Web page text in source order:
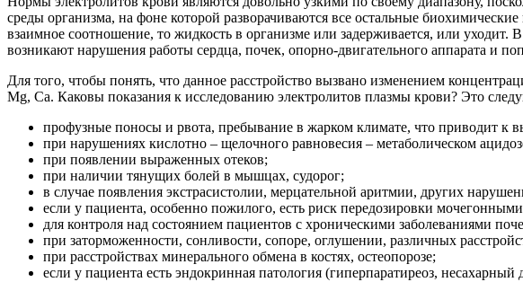
среды организма, на фоне которой разворачиваются все остальные
взаимное соотношение, то жидкость в организме или задерживается, или уходит.
возникают нарушения работы сердца, почек, опорно-двигательного аппарата и
Для того, чтобы понять, что данное расстройство вызвано изменением
Mg, Ca. Каковы показания к исследованию электролитов плазмы крови? Это
профузные поносы и рвота, пребывание в жарком климате, что приводит
при нарушениях кислотно – щелочного равновесия – метаболическом
при появлении выраженных отеков;
при наличии тянущих болей в мышцах, судорог;
в случае появления экстрасистолии, мерцательной аритмии, других
если у пациента, особенно пожилого, есть риск передозировки
для контроля над состоянием пациентов с хроническими заболеваниями
при заторможенности, сонливости, сопоре, оглушении, различных
при расстройствах минерального обмена в костях, остеопорозе;
если у пациента есть эндокринная патология (гиперпаратиреоз, несахарный